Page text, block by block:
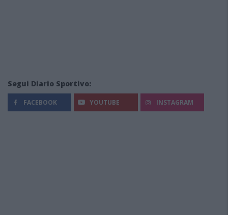
Segui Diario Sportivo:
FACEBOOK YOUTUBE INSTAGRAM